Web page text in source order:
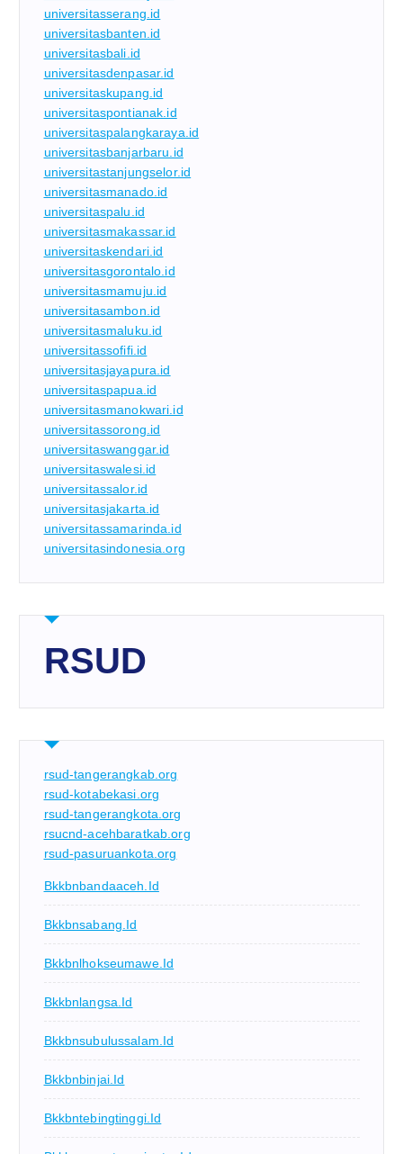
universitasserang.id
universitasbanten.id
universitasbali.id
universitasdenpasar.id
universitaskupang.id
universitaspontianak.id
universitaspalangkaraya.id
universitasbanjarbaru.id
universitastanjungselor.id
universitasmanado.id
universitaspalu.id
universitasmakassar.id
universitaskendari.id
universitasgorontalo.id
universitasmamuju.id
universitasambon.id
universitasmaluku.id
universitassofifi.id
universitasjayapura.id
universitaspapua.id
universitasmanokwari.id
universitassorong.id
universitaswanggar.id
universitaswalesi.id
universitassalor.id
universitasjakarta.id
universitassamarinda.id
universitasindonesia.org
RSUD
rsud-tangerangkab.org
rsud-kotabekasi.org
rsud-tangerangkota.org
rsucnd-acehbaratkab.org
rsud-pasuruankota.org
Bkkbnbandaaceh.id
Bkkbnsabang.id
Bkkbnlhokseumawe.id
Bkkbnlangsa.id
Bkkbnsubulussalam.id
Bkkbnbinjai.id
Bkkbntebingtinggi.id